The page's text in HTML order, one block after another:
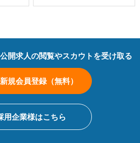
開求人の閲覧やスカウトを受け取る
新規会員登録（無料）
用企業様はこちら